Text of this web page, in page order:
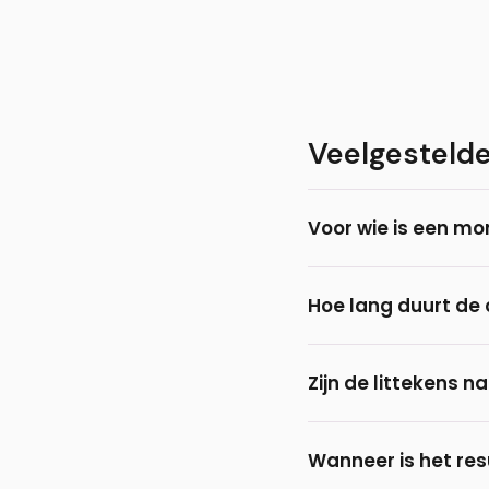
Voor wie is een
bij wie er ongewild
Hoe lang duurt de
Zijn de littekens
Wanneer is het